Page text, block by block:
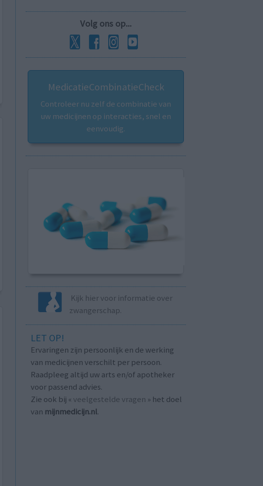
Volg ons op...
MedicatieCombinatieCheck
Controleer nu zelf de combinatie van
uw medicijnen op interacties, snel en
eenvoudig.
Kijk hier voor informatie over
zwangerschap.
LET OP!
Ervaringen zijn persoonlijk en de werking
van medicijnen verschilt per persoon.
Raadpleeg altijd uw arts en/of apotheker
voor passend advies.
Zie ook bij « veelgestelde vragen » het doel
van mijnmedicijn.nl.